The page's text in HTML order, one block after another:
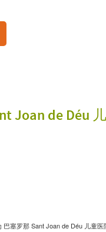
Joan de Déu
巴塞罗那 Sant Joan de Déu 儿童